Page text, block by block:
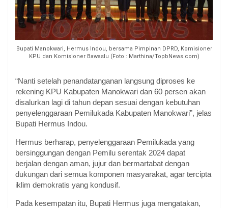
Bupati Manokwari, Hermus Indou, bersama Pimpinan DPRD, Komisioner
KPU dan Komisioner Bawaslu (Foto : Marthina/TopbNews.com)
“Nanti setelah penandatanganan langsung diproses ke
rekening KPU Kabupaten Manokwari dan 60 persen akan
disalurkan lagi di tahun depan sesuai dengan kebutuhan
penyelenggaraan Pemilukada Kabupaten Manokwari”, jelas
Bupati Hermus Indou.
Hermus berharap, penyelenggaraan Pemilukada yang
bersinggungan dengan Pemilu serentak 2024 dapat
berjalan dengan aman, jujur dan bermartabat dengan
dukungan dari semua komponen masyarakat, agar tercipta
iklim demokratis yang kondusif.
Pada kesempatan itu, Bupati Hermus juga mengatakan,